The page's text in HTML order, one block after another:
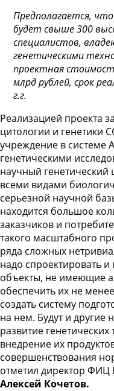
Предполагается,
будет свыше 300
специалистов,
генетическими
проектная
млрд рублей, срок
г.г.
Реализацией проекта
цитологии и генетики
учреждение в системе
генетическими
научный
всеми видами
серьезной научной
находится большое
заказчиков и
такого масштабного
ряда сложных
надо спроектировать
объекты, не имеющие
обеспечить их не
создать систему
на нем. Будут и
развитие
внедрение их
совершенствования
отметил директор
Алексей Кочетов.